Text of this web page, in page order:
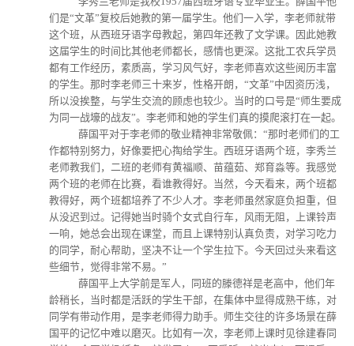
们是“文革”复校后她教的第一届学生。他们一入学，李老师就带
这个班，从西班牙语字母教起，第四年还教了文学课。因此她教
这届学生的时间比其他老师都长，感情也更深。这批工农兵学员
都有工作经历，素质高，学习风气好，李老师喜欢这些阅历丰富
的学生。那时李老师三十来岁，性格开朗，“文革”中因资历浅，
所以没挨整，与学生交流的顾虑也较少。当时的口号是“师生要成
为同一战壕的战友”。李老师和她的学生们真的摸爬滚打在一起。
薛国平对于李老师的敬业精神非常敬佩：“那时老师们的工
作都特别努力，好像要把心掏给学生。西班牙语两个班，李秀兰
老师教我们，二班的老师有黄福顺、苗蕴茹、郑育淼等。我感觉
两个班的老师在比赛，看谁教得好。当然，今天看来，两个班都
教得好，两个班都培养了不少人才。李老师虽然家庭负担重，但
从没迟到过。记得她当时骑个女式自行车，风雨无阻，上课铃声
一响，她总会出现在课堂，而且上课特别认真负责，对学习吃力
的同学，耐心帮助，坚决不让一个学生拉下。今天回过头来看这
些细节，觉得非常不易。”
薛国平上大学前是军人，同班的滕德祥是老高中，他们年
龄稍长，当时都是活跃的学生干部，在集体中显得成熟干练，对
同学有带动作用，是李老师得力助手。师生交往的许多场景在薛
国平的记忆中难以磨灭。比如有一次，李老师上课时见徐建春同